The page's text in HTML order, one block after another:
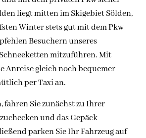
liegt mitten im Skigebiet Sölden,
Winter stets gut mit dem Pkw
Besuchern unseres
mitzuführen. Mit
Anreise gleich noch bequemer –
per Taxi an.
fahren Sie zunächst zu Ihrer
und das Gepäck
parken Sie Ihr Fahrzeug auf